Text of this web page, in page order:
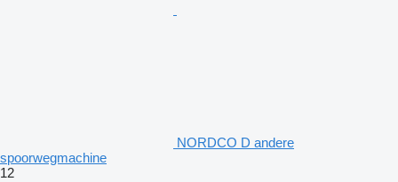
NORDCO D andere
spoorwegmachine
12